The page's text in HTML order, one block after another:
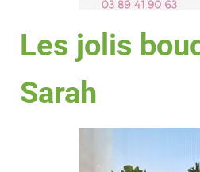
Les jolis
Sarah